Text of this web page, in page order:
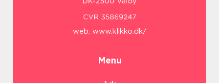
web: www.klikko.dk/
Menu